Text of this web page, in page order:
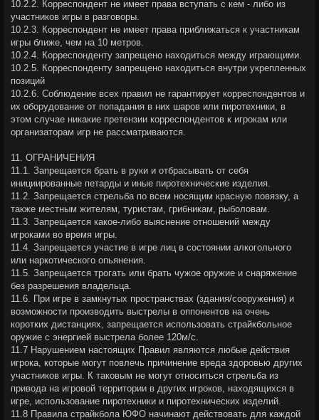
10.2.2. Корреспондент не имеет права вступать с кем - либо из
участников игры в разговоры.
10.2.3. Корреспондент не имеет права приближаться к участникам
игры ближе, чем на 10 метров.
10.2.4. Корреспонденту запрещено находиться между играющими.
10.2.5. Корреспонденту запрещено находиться внутри укрепленных
позиций
10.2.6. Соблюдение всех правил не гарантирует корреспондентов и
их оборудование от попадания в них шаров или пиротехники, в
этом случае никакие претензии корреспондентов к игрокам или
организаторам игр не рассматриваются.
11. ОГРАНИЧЕНИЯ
11.1. Запрещается брать в руки и отбрасывать от себя
инициированные петарды и иные пиротехнические изделия.
11.2. Запрещается стрельба по всем носящим красную повязку, а
также местным жителям, туристам, грибникам, рыболовам.
11.3. Запрещается какое-либо выяснение отношений между
игроками во время игры.
11.4. Запрещается участие в игре лиц в состоянии алкогольного
или наркотического опьянения.
11.5. Запрещается трогать или брать чужое оружие и снаряжение
без разрешения владельца.
11.6. При игре в замкнутых пространствах (здания/сооружения) и
возможности производить выстрелы в оппонентов на очень
коротких дистанциях, запрещается использовать страйкбольное
оружие с энергией выстрела более 120м/с.
11.7 Нарушением настоящих Правил являются любые действия
игрока, которые могут повлечь причинение вреда здоровью других
участников игры. К таковым не могут относиться стрельба из
привода на игровой территории в других игроков, находящихся в
игре, использование пиротехники и пиротехнических изделий.
11.8 Правила страйкбола ЮФО начинают действовать для каждой